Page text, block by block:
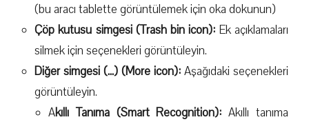
(bu aracı tablette görüntülemek için oka dokunun)
Çöp kutusu simgesi (Trash bin icon): Ek açıklamaları
silmek için seçenekleri görüntüleyin.
Diğer simgesi (...) (More icon): Aşağıdaki seçenekleri
görüntüleyin.
Akıllı Tanıma (Smart Recognition):Akıllı tanıma